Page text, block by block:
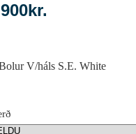
kr.
V/háls S.E. White